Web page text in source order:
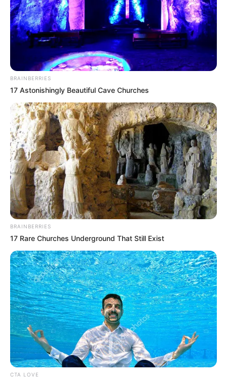
Щоб відправити коментар вам необхідно
авторизуватись.
Погода
Ужгород
влажность:
давление:
ветер:
Погода на 10 дней отsinoptik.ua
Новини
Попит на нерухомість в Ужгороді зростає –
загальнонаціональний інтерес
У селі на Закарпатті жінки взялися засипати
джерело, з якого люди набирали питну воду: що
сталося? (фото, відео)
До $20 тисяч за «списання»: на Закарпатті
розслідують схему з військовозобов’язаними —
підозри отримали екскерівники Мукачівського
ТЦК
BRAINBERRIES
17 Astonishingly Beautiful Cave Churches
BRAINBERRIES
17 Rare Churches Underground That Still Exist
CTA LOVE